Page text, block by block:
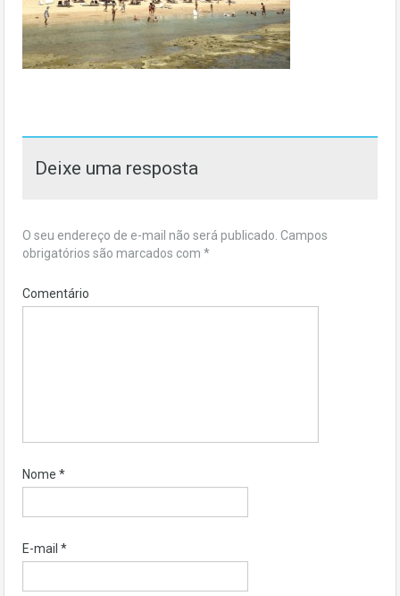
Deixe uma resposta
O seu endereço de e-mail não será publicado. Campos
obrigatórios são marcados com *
Comentário
Nome *
E-mail *